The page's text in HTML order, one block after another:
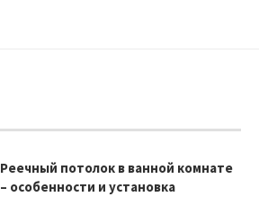
Реечный потолок в ванной комнате
– особенности и установка